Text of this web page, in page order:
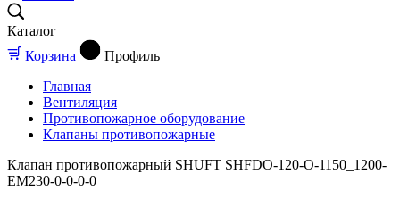
Каталог
Корзина
Профиль
Главная
Вентиляция
Противопожарное оборудование
Клапаны противопожарные
Клапан противопожарный SHUFT SHFDO-120-O-1150_1200-
EM230-0-0-0-0